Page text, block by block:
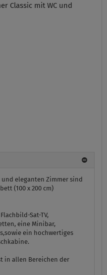
Classic mit WC und
eleganten Zimmer sind
(100 x 200 cm)
Sat-TV,
eine Minibar,
ein hochwertiges
in allen Bereichen der